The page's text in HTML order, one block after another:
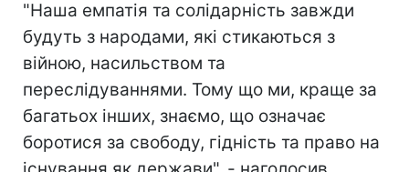
"Наша емпатія та солідарність завжди
будуть з народами, які стикаються з
війною, насильством та
переслідуваннями. Тому що ми, краще за
багатьох інших, знаємо, що означає
боротися за свободу, гідність та право на